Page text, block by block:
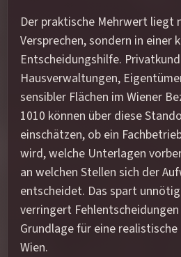
Der praktische Mehrwert liegt
Versprechen, sondern in einer
Entscheidungshilfe.
Hausverwaltungen,
sensibler Flächen im Wiener
1010 können über diese
einschätzen, ob ein
wird, welche Unterlagen
an welchen Stellen sich der
entscheidet. Das spart
verringert
Grundlage für eine
Wien.